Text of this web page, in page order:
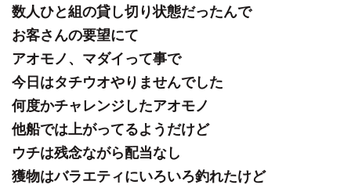
数人ひと組の貸し切り状態だったんで
お客さんの要望にて
アオモノ、マダイって事で
今日はタチウオやりませんでした
何度かチャレンジしたアオモノ
他船では上がってるようだけど
ウチは残念ながら配当なし
獲物はバラエティにいろいろ釣れたけど